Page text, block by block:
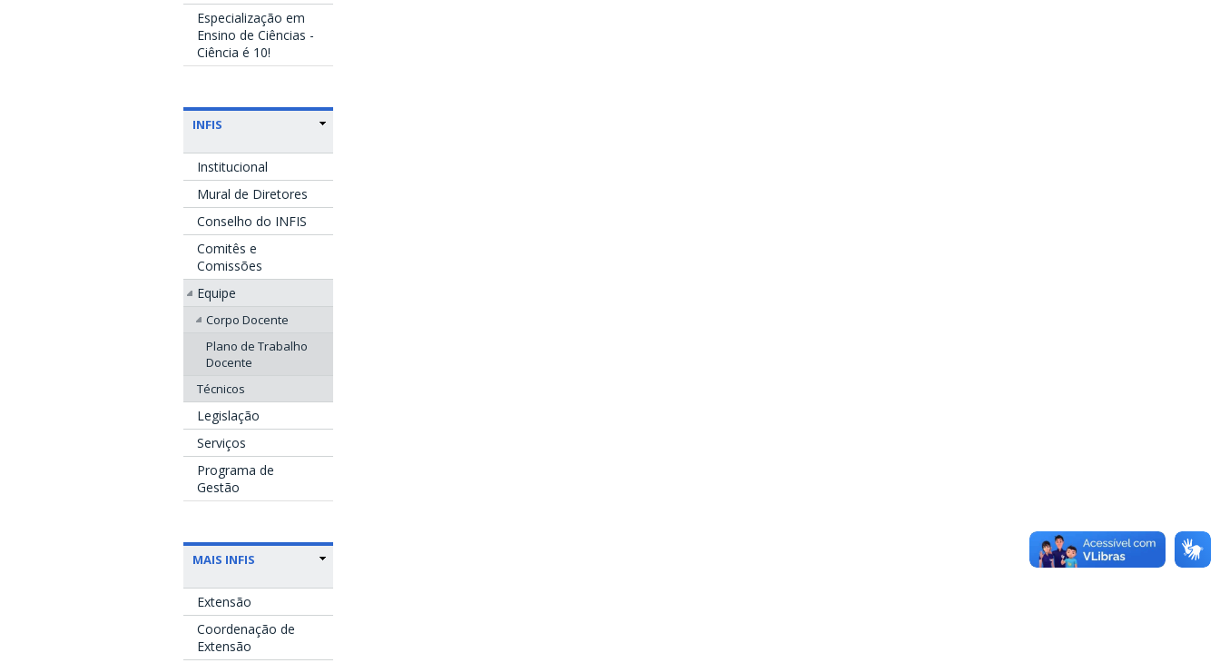
Especialização em
Ensino de Ciências -
Ciência é 10!
INFIS
Institucional
Mural de Diretores
Conselho do INFIS
Comitês e
Comissões
Equipe
Corpo Docente
Plano de Trabalho
Docente
Técnicos
Legislação
Serviços
Programa de
Gestão
MAIS INFIS
Extensão
Coordenação de
Extensão